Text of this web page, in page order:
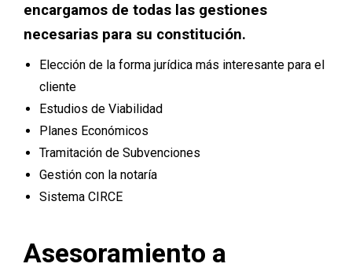
encargamos de todas las gestiones
necesarias para su constitución.
Elección de la forma jurídica más interesante para el
cliente
Estudios de Viabilidad
Planes Económicos
Tramitación de Subvenciones
Gestión con la notaría
Sistema CIRCE
Asesoramiento a